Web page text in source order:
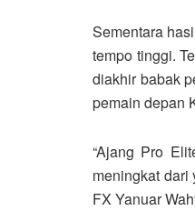
Sementara
tempo tinggi.
diakhir babak
pemain depan
“Ajang Pro
meningkat dari
FX Yanuar